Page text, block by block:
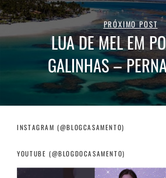
PRÓXIMO POST
LUA DE MEL EM
GALINHAS –
INSTAGRAM (@BLOGCASAMENTO)
YOUTUBE (@BLOGDOCASAMENTO)